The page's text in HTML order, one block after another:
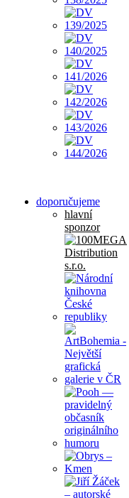
doporučujeme
hlavní
sponzor